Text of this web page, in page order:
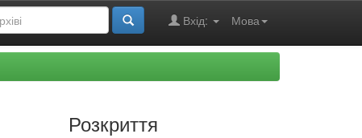
Мова
Вхід:
Розкриття